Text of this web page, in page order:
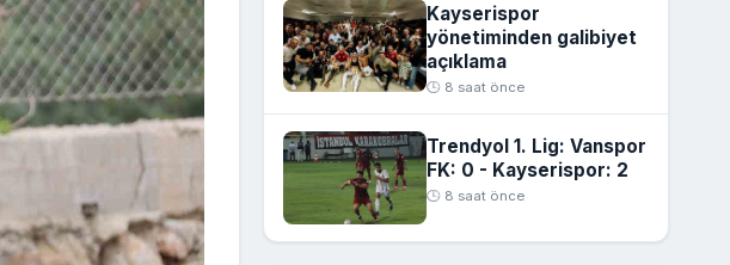
Kayserispor
yönetiminden galibiyet
açıklama
🕒 8 saat önce
Trendyol 1. Lig: Vanspor
FK: 0 - Kayserispor: 2
🕒 8 saat önce